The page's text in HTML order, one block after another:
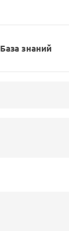
База знаний